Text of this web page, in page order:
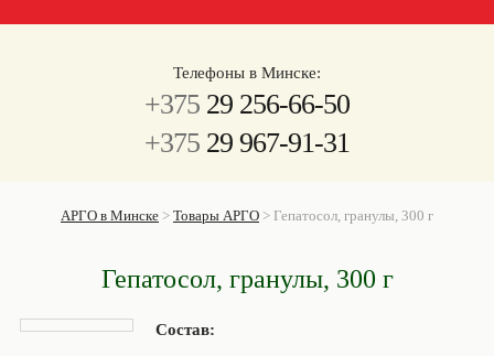
Телефоны в Минске:
+375 29 256-66-50
+375 29 967-91-31
АРГО в Минске > Товары АРГО > Гепатосол, гранулы, 300 г
Гепатосол, гранулы, 300 г
Состав: